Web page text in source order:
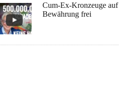
Cum-Ex-Kronzeuge auf
Bewährung frei